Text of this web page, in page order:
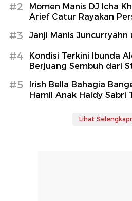
#2
Momen Manis DJ Icha
Arief Catur Rayakan
#3 Janji Manis
#4
Kondisi Terkini Ibunda
Berjuang Sembuh dari
#5
Irish Bella Bahagia
Hamil Anak Haldy Sabri
Lihat